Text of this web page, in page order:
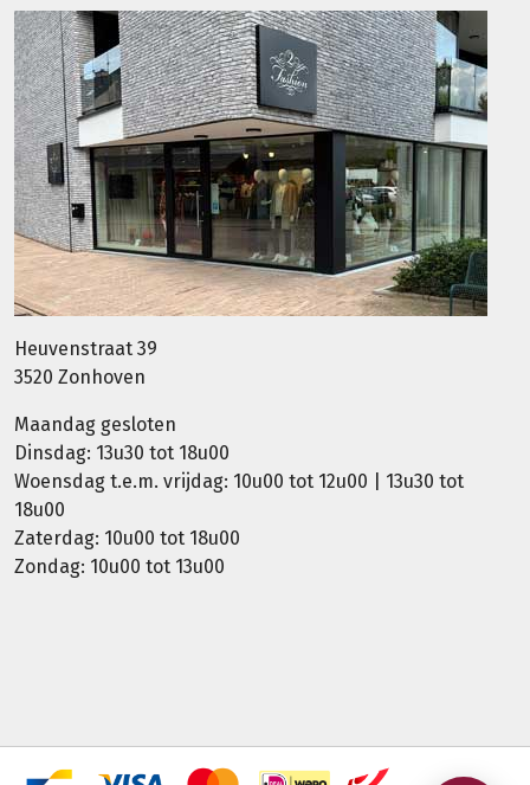
Heuvenstraat 39
3520 Zonhoven
Maandag gesloten
Dinsdag: 13u30 tot 18u00
Woensdag t.e.m. vrijdag: 10u00 tot 12u00 | 13u30 tot
18u00
Zaterdag: 10u00 tot 18u00
Zondag: 10u00 tot 13u00